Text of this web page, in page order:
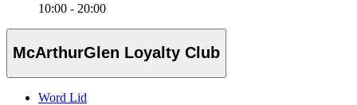
10:00 - 20:00
McArthurGlen Loyalty Club
Word Lid